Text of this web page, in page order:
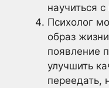
научиться
Психолог
образ
появление
улучшить
переедать,